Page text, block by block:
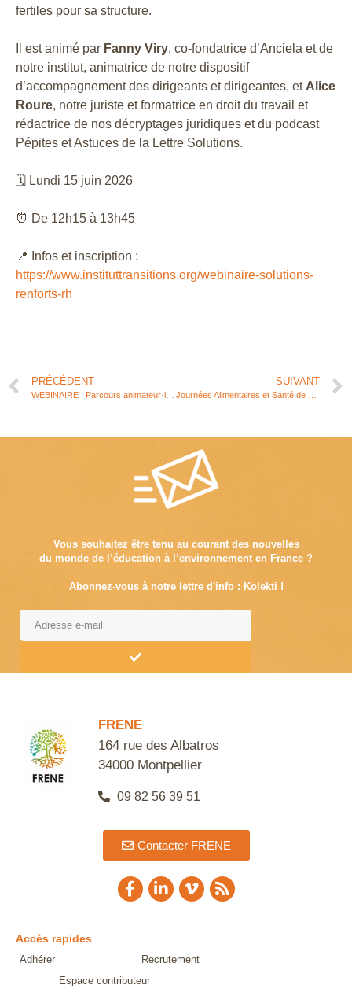
fertiles pour sa structure.
Il est animé par Fanny Viry, co-fondatrice d’Anciela et de
notre institut, animatrice de notre dispositif
d’accompagnement des dirigeants et dirigeantes, etAlice
Roure, notre juriste et formatrice en droit du travail et
rédactrice de nos décryptages juridiques et du podcast
Pépites et Astuces de la Lettre Solutions.
🗓 Lundi 15 juin 2026
⏰ De 12h15 à 13h45
📍 Infos et inscription :
https://www.instituttransitions.org/webinaire-solutions-
renforts-rh
PRÉCÉDENT
WEBINAIRE | Parcours animateur·ices 2/2 : Comprendre le compostage pour agir et sensibiliser
SUIVANT
Journées Alimentaires et Santé de La Rochelle, 16e édition
Vous souhaitez être tenu au courant des nouvelles
du monde de l’éducation à l’environnement en France ?
Abonnez-vous à notre lettre d'info : Kolekti !
FRENE
164 rue des Albatros
34000 Montpellier
09 82 56 39 51
Contacter FRENE
Accès rapides
Adhérer
Recrutement
Espace contributeur